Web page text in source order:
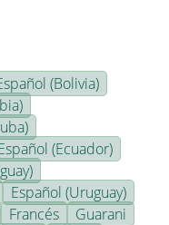
(Bolivia)
(Ecuador)
Español (Uruguay)
Francés
Guarani